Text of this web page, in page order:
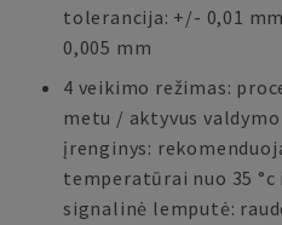
tolerancija: +/- 0,01
0,005 mm
4 veikimo režimas:
metu / aktyvus
įrenginys:
temperatūrai nuo 35 °c
signalinė lemputė: